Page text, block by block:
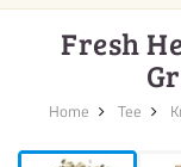
Fresh
Home Tee